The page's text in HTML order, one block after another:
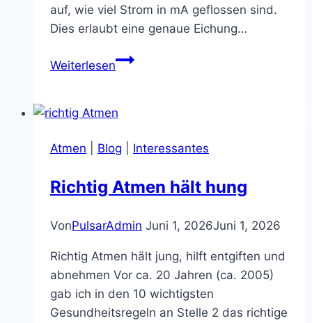
auf, wie viel Strom in mA geflossen sind.
Dies erlaubt eine genaue Eichung…
WeiterlesenDer
Gold
Atmen
Blog Interessantes
Richtig Atmen hält hung
VonPulsarAdmin Juni 1, 2026Juni 1, 2026
Richtig Atmen hält jung, hilft entgiften und
abnehmen Vor ca. 20 Jahren (ca. 2005)
gab ich in den 10 wichtigsten
Gesundheitsregeln an Stelle 2 das richtige